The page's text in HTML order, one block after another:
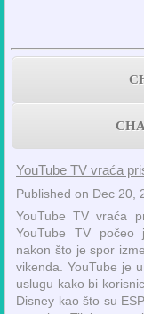
YouTube TV vraća
Published on Dec 20,
YouTube TV vraća
YouTube TV počeo
nakon što je spor
vikenda. YouTube je
uslugu kako bi
Disney kao što su